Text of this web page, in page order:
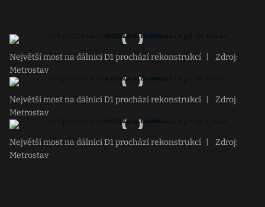
Největší most na dálnici D1 prochází rekonstrukcí
Zdroj:
Metrostav
Největší most na dálnici D1 prochází rekonstrukcí
Zdroj:
Metrostav
Největší most na dálnici D1 prochází rekonstrukcí
Zdroj:
Metrostav